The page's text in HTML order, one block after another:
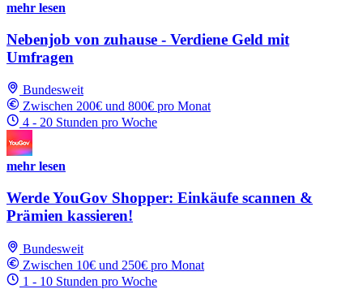
mehr lesen
Nebenjob von zuhause - Verdiene Geld mit
Umfragen
Bundesweit
Zwischen 200€ und 800€ pro Monat
4 - 20 Stunden pro Woche
mehr lesen
Werde YouGov Shopper: Einkäufe scannen &
Prämien kassieren!
Bundesweit
Zwischen 10€ und 250€ pro Monat
1 - 10 Stunden pro Woche